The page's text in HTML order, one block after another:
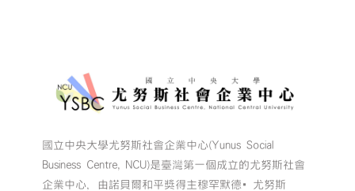
國立中央大學尤努斯社會企業中心(Yunus Social
Business Centre, NCU)是臺灣第一個成立的尤努斯社會
企業中心，由諾貝爾和平獎得主穆罕默德•尤努斯